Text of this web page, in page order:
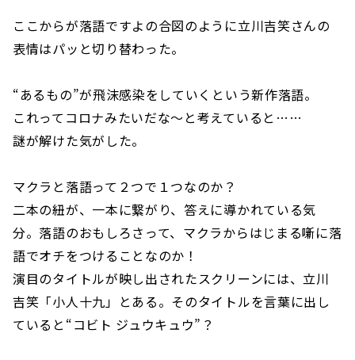
ここからが落語ですよの合図のように立川吉笑さんの
表情はパッと切り替わった。
“あるもの”が飛沫感染をしていくという新作落語。
これってコロナみたいだな〜と考えていると……
謎が解けた気がした。
マクラと落語って２つで１つなのか？
二本の紐が、一本に繋がり、答えに導かれている気
分。落語のおもしろさって、マクラからはじまる噺に落
語でオチをつけることなのか！
演目のタイトルが映し出されたスクリーンには、立川
吉笑「小人十九」とある。そのタイトルを言葉に出し
ていると“コビト ジュウキュウ”？